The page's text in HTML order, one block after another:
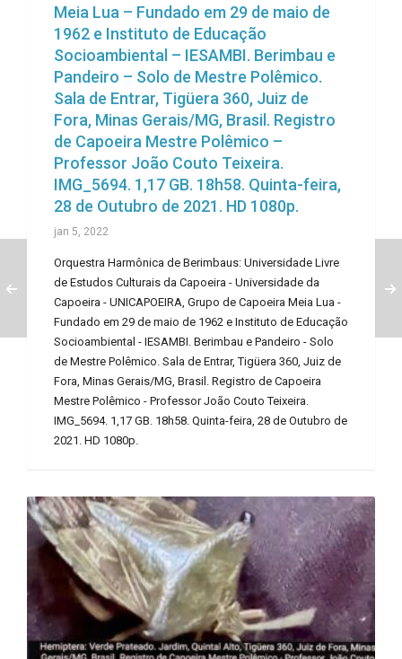
Meia Lua – Fundado em 29 de maio de
1962 e Instituto de Educação
Socioambiental – IESAMBI. Berimbau e
Pandeiro – Solo de Mestre Polêmico.
Sala de Entrar, Tigüera 360, Juiz de
Fora, Minas Gerais/MG, Brasil. Registro
de Capoeira Mestre Polêmico –
Professor João Couto Teixeira.
IMG_5694. 1,17 GB. 18h58. Quinta-feira,
28 de Outubro de 2021. HD 1080p.
jan 5, 2022
Orquestra Harmônica de Berimbaus: Universidade Livre
de Estudos Culturais da Capoeira - Universidade da
Capoeira - UNICAPOEIRA, Grupo de Capoeira Meia Lua -
Fundado em 29 de maio de 1962 e Instituto de Educação
Socioambiental - IESAMBI. Berimbau e Pandeiro - Solo
de Mestre Polêmico. Sala de Entrar, Tigüera 360, Juiz de
Fora, Minas Gerais/MG, Brasil. Registro de Capoeira
Mestre Polêmico - Professor João Couto Teixeira.
IMG_5694. 1,17 GB. 18h58. Quinta-feira, 28 de Outubro de
2021. HD 1080p.